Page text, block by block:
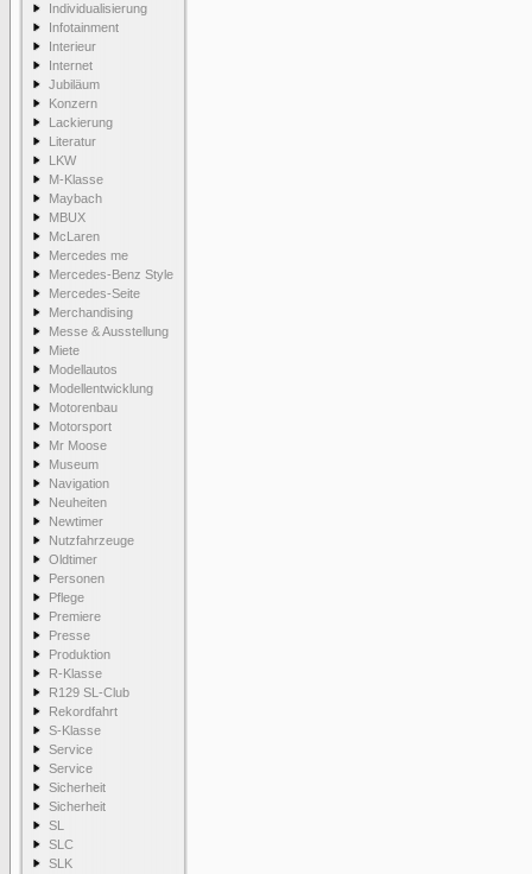
Individualisierung
Infotainment
Interieur
Internet
Jubiläum
Konzern
Lackierung
Literatur
LKW
M-Klasse
Maybach
MBUX
McLaren
Mercedes me
Mercedes-Benz Style
Mercedes-Seite
Merchandising
Messe & Ausstellung
Miete
Modellautos
Modellentwicklung
Motorenbau
Motorsport
Mr Moose
Museum
Navigation
Neuheiten
Newtimer
Nutzfahrzeuge
Oldtimer
Personen
Pflege
Premiere
Presse
Produktion
R-Klasse
R129 SL-Club
Rekordfahrt
S-Klasse
Service
Service
Sicherheit
Sicherheit
SL
SLC
SLK